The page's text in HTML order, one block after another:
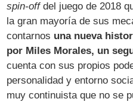
spin-offdel juego de 2018
la gran mayoría de sus
contarnos una nueva
por Miles Morales, un
cuenta con sus propios
personalidad y entorno
muy continuista que no se